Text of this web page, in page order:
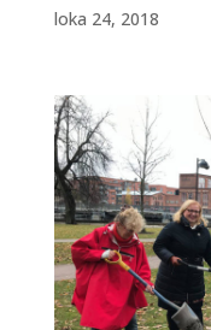
loka 24, 2018